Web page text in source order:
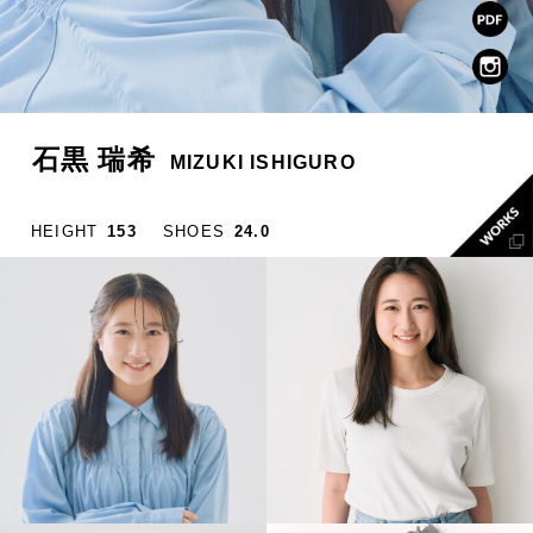
石黒 瑞希 MIZUKI ISHIGURO
HEIGHT 153 SHOES 24.0